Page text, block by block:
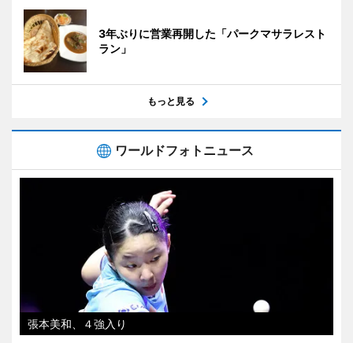
3年ぶりに営業再開した「パークマサラレスト
ラン」
もっと見る
ワールドフォトニュース
張本美和、４強入り